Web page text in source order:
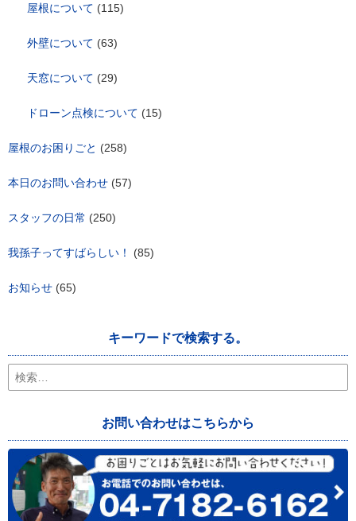
屋根について (115)
外壁について (63)
天窓について (29)
ドローン点検について (15)
屋根のお困りごと (258)
本日のお問い合わせ (57)
スタッフの日常 (250)
我孫子ってすばらしい！ (85)
お知らせ (65)
キーワードで検索する。
検
索:
お問い合わせはこちらから